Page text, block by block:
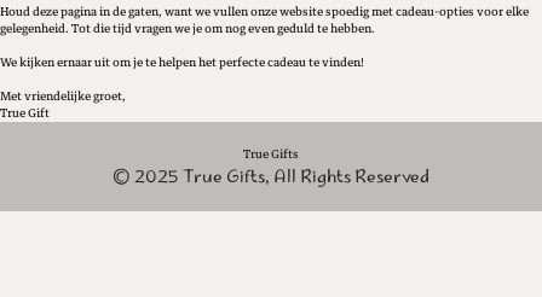
Houd deze pagina in de gaten, want we vullen onze website spoedig met cadeau-opties voor elke
gelegenheid. Tot die tijd vragen we je om nog even geduld te hebben.
We kijken ernaar uit om je te helpen het perfecte cadeau te vinden!
Met vriendelijke groet,
True Gift
True Gifts
© 2025 True Gifts, All Rights Reserved